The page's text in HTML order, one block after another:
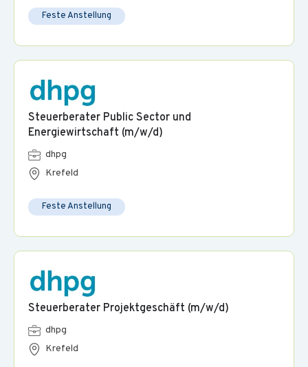
Feste Anstellung
Steuerberater Public Sector und
Energiewirtschaft (m/w/d)
dhpg
Krefeld
Feste Anstellung
Steuerberater Projektgeschäft (m/w/d)
dhpg
Krefeld